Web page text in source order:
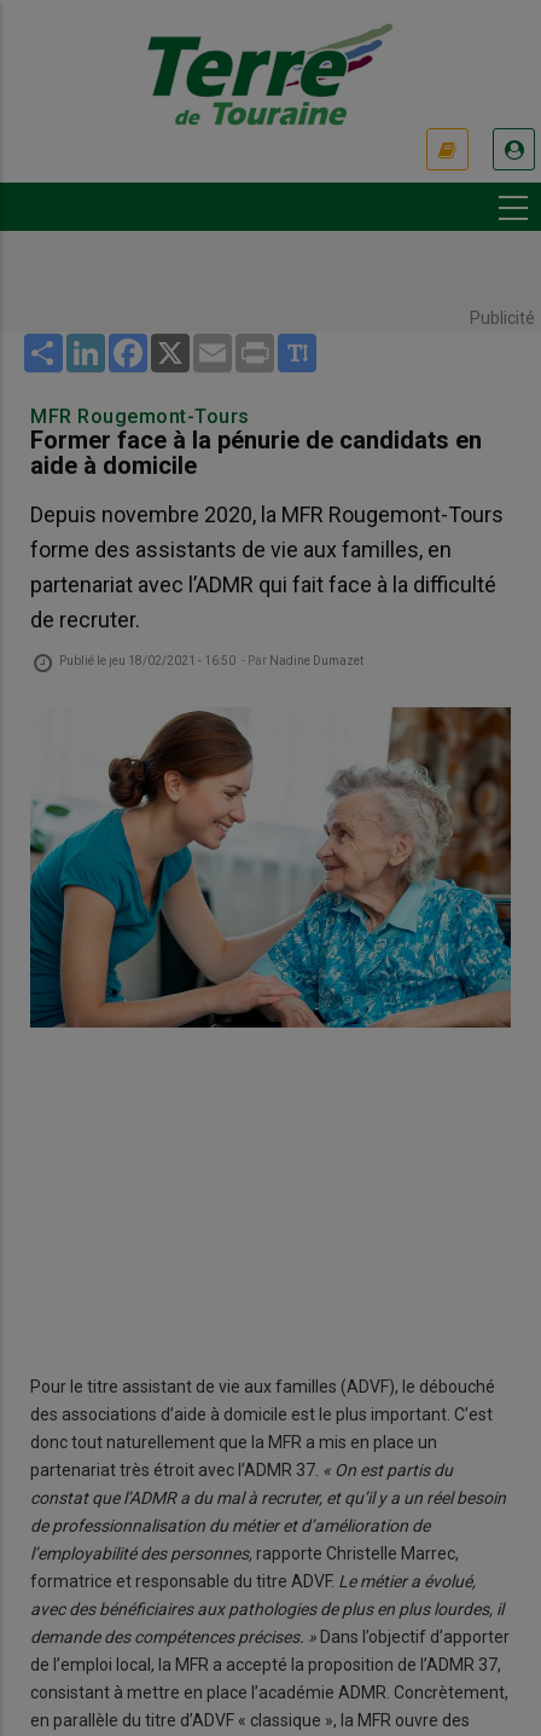
Publicité
Share LinkedInFacebook
X Email Print
MFR Rougemont-Tours
Former face à la pénurie de candidats en
aide à domicile
Depuis novembre 2020, la MFR Rougemont-Tours
forme des assistants de vie aux familles, en
partenariat avec l’ADMR qui fait face à la difficulté
de recruter.
Publié le jeu 18/02/2021 - 16:50 - Par Nadine Dumazet
Pour le titre assistant de vie aux familles (ADVF), le débouché
des associations d’aide à domicile est le plus important. C’est
donc tout naturellement que la MFR a mis en place un
partenariat très étroit avec l’ADMR 37. « On est partis du
constat que l’ADMR a du mal à recruter, et qu’il y a un réel besoin
de professionnalisation du métier et d’amélioration de
l’employabilité des personnes, rapporte Christelle Marrec,
formatrice et responsable du titre ADVF. Le métier a évolué,
avec des bénéficiaires aux pathologies de plus en plus lourdes, il
demande des compétences précises. » Dans l’objectif d’apporter
de l’emploi local, la MFR a accepté la proposition de l’ADMR 37,
consistant à mettre en place l’académie ADMR. Concrètement,
en parallèle du titre d’ADVF « classique », la MFR ouvre des